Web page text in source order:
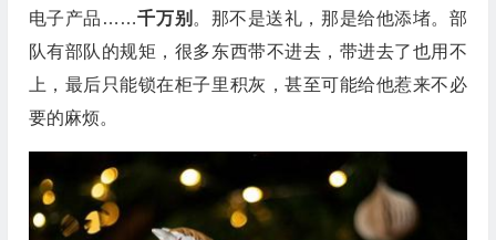
电子产品……千万别 。那不是送礼，那是给他添堵。部
队有部队的规矩，很多东西带不进去，带进去了也用不
上，最后只能锁在柜子里积灰，甚至可能给他惹来不必
要的麻烦。